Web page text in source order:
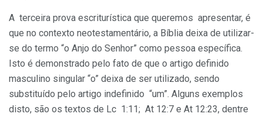
A terceira prova escriturística que queremos apresentar, é
que no contexto neotestamentário, a Bíblia deixa de utilizar-
se do termo “o Anjo do Senhor” como pessoa específica.
Isto é demonstrado pelo fato de que o artigo definido
masculino singular “o” deixa de ser utilizado, sendo
substituído pelo artigo indefinido “um”. Alguns exemplos
disto, são os textos de Lc 1:11; At 12:7 e At 12:23, dentre